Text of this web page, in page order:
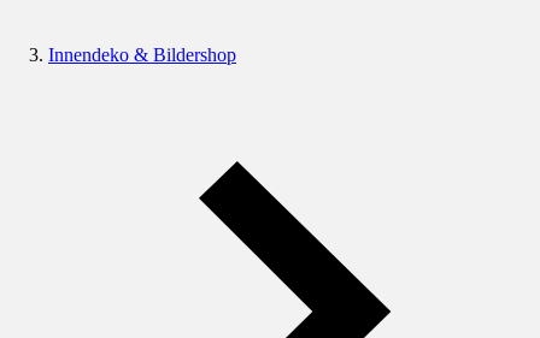
Innendeko & Bildershop